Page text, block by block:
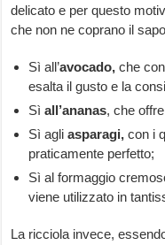
delicato e per questo
che non ne coprano il
Sì all’avocado,che
esalta il gusto e la
Sìall’ananas, che
Sì agliasparagi,con i
praticamente perfetto;
Sì al formaggio
viene utilizzato in
La ricciola invece,